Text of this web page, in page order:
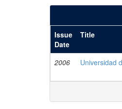
Issue
Date
Title
2006 Universidad